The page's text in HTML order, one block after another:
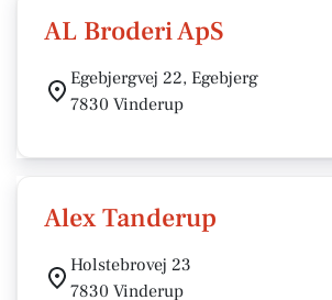
AL Broderi ApS
Egebjergvej 22, Egebjerg
7830 Vinderup
Alex Tanderup
Holstebrovej 23
7830 Vinderup